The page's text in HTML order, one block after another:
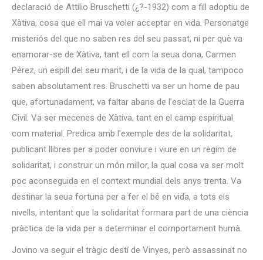
declaració de Attilio Bruschetti (¿?-1932) com a fill adoptiu de
Xàtiva, cosa que ell mai va voler acceptar en vida. Personatge
misteriós del que no saben res del seu passat, ni per què va
enamorar-se de Xàtiva, tant ell com la seua dona, Carmen
Pérez, un espill del seu marit, i de la vida de la qual, tampoco
saben absolutament res. Bruschetti va ser un home de pau
que, afortunadament, va faltar abans de l’esclat de la Guerra
Civil. Va ser mecenes de Xàtiva, tant en el camp espiritual
com material. Predica amb l’exemple des de la solidaritat,
publicant llibres per a poder conviure i viure en un règim de
solidaritat, i construir un món millor, la qual cosa va ser molt
poc aconseguida en el context mundial dels anys trenta. Va
destinar la seua fortuna per a fer el bé en vida, a tots els
nivells, intentant que la solidaritat formara part de una ciència
pràctica de la vida per a determinar el comportament humà.
Jovino va seguir el tràgic destí de Vinyes, però assassinat no